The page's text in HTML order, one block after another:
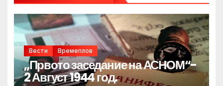
Вести Времеплов
„Првото заседание на АСНОМ“-
2 Август 1944 год.